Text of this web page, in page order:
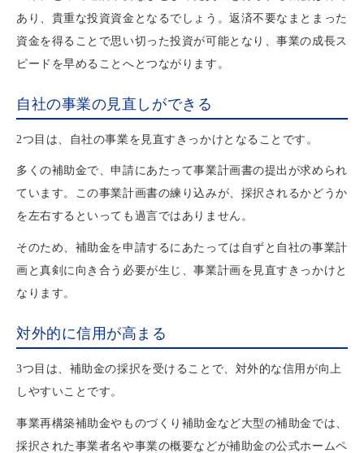
あり、貴重な投資資金となるでしょう。返済不要なまとまった
資金を得ることで思い切った投資が可能となり、事業の成長ス
ピードを早めることへとつながります。
自社の事業の見直しができる
2つ目は、自社の事業を見直すきっかけとなることです。
多くの補助金で、申請にあたって事業計画書の提出が求められ
ています。この事業計画書の練り込みが、採択されるかどうか
を左右するといっても過言ではありません。
そのため、補助金を申請するにあたっては自ずと自社の事業計
画と真剣に向き合う必要が生じ、事業計画を見直すきっかけと
なります。
対外的に信用が高まる
3つ目は、補助金の採択を受けることで、対外的な信用が向上
しやすいことです。
事業再構築補助金やものづくり補助金など大型の補助金では、
採択された事業者名や事業の概要などが補助金の公式ホームペ